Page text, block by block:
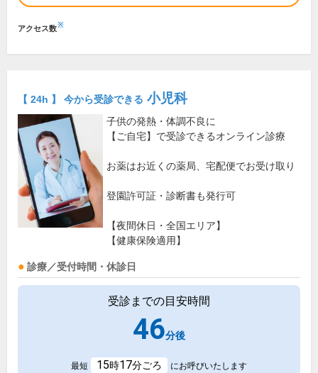
アクセス数※
【 24h 】 今から受診できる 小児科
子供の発熱・体調不良に
【ご自宅】で受診できるオンライン診療
お薬はお近くの薬局、宅配便でお受け取り
登園許可証・診断書も発行可
【夜間休日・全国エリア】
【健康保険適用】
診療／受付時間・休診日
受診までの目安時間
46分後
最短 15時17分ごろ にお呼びいたします